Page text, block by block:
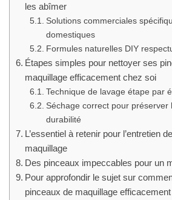
les abîmer
Solutions commerciales
domestiques
Formules naturelles DIY
Étapes simples pour nettoyer ses
maquillage efficacement chez soi
Technique de lavage étape par
Séchage correct pour préserver
durabilité
L’essentiel à retenir pour l’entretien
maquillage
Des pinceaux impeccables pour un
Pour approfondir le sujet sur
pinceaux de maquillage efficacement